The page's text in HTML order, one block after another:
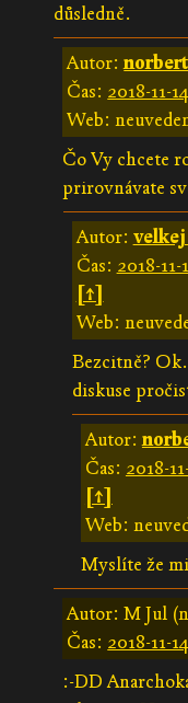
důsledně.
Autor:
Čas: 2018-11-
Web:
Čo Vy chcete
prirovnávate
Autor:
Čas: 2018-
[↑]
Web:
Bezcitně?
diskuse
Autor:
Čas: 2018-
[↑]
Web:
Myslíte že
Autor: M Jul
Čas: 2018-11-
:-DD